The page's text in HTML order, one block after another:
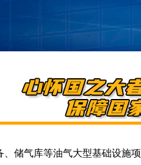
储气库等油气大型基础设施